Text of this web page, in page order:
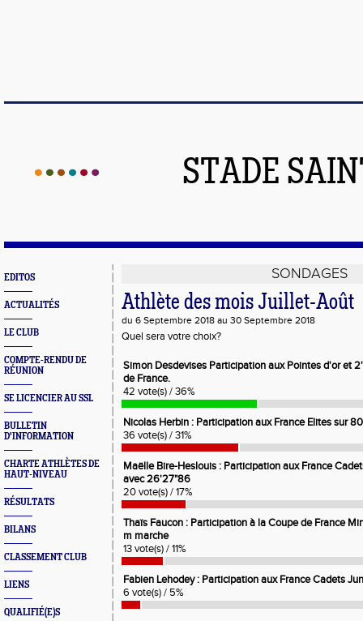
STADE
EDITOS
ACTUALITÉS
LE CLUB
COMPTE-RENDU DE
RÉUNION
SE LICENCIER AU SSL
BULLETIN
D'INFORMATION
CHARTE ATHLÈTES DE
HAUT-NIVEAU
RÉSULTATS
BILANS
CLASSEMENT CLUB
LIENS
QUALIFIÉ(E)S
SONDAGES
Athlète des mois Juillet-Août
du 6 Septembre 2018 au 30 Septembre 2018
Quel sera votre choix?
Simon Desdevises Participation aux Pointes d'or et
de France.
42 vote(s) / 36%
Nicolas Herbin : Participation aux France Elites sur
36 vote(s) / 31%
Maëlle Bire-Heslouis : Participation aux France
avec 26'27"86
20 vote(s) / 17%
Thaïs Faucon : Participation à la Coupe de France
m marche
13 vote(s) / 11%
Fabien Lehodey : Participation aux France Cadets
6 vote(s) / 5%